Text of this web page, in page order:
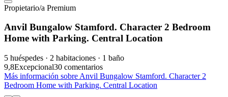
Propietario/a Premium
Anvil Bungalow Stamford. Character 2 Bedroom
Home with Parking. Central Location
5 huéspedes · 2 habitaciones · 1 baño
9,8Excepcional30 comentarios
Más información sobre Anvil Bungalow Stamford. Character 2
Bedroom Home with Parking. Central Location